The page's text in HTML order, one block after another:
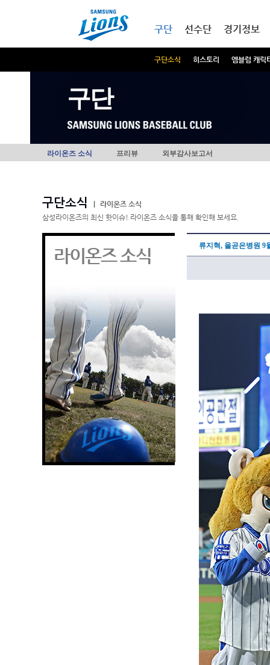
구단
구단소식 히스토리 엠블럼 캐릭
선수단 경기정보
구단
라이온즈 소식 프리뷰 외부감사보고서
구단소식
라이온즈 소식
삼성라이온즈의 최신 핫이슈! 라이온즈 소식을 통해 확인해 보세요.
라이온즈 소식 류지혁, 올곧은병원 9